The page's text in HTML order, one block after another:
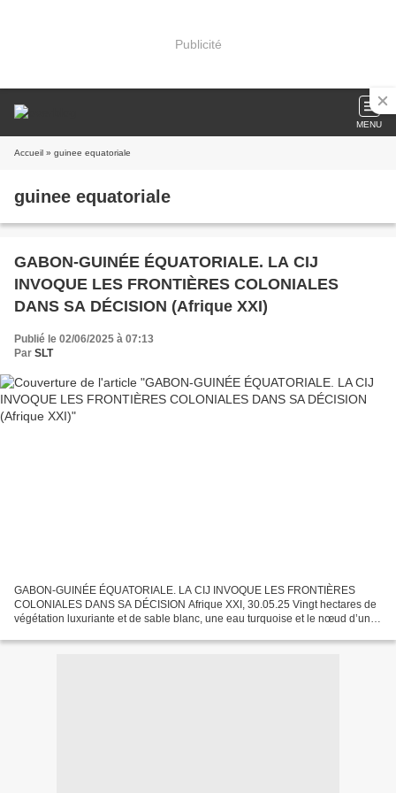
Publicité
MENU
Accueil » guinee equatoriale
guinee equatoriale
GABON-GUINÉE ÉQUATORIALE. LA CIJ
INVOQUE LES FRONTIÈRES COLONIALES
DANS SA DÉCISION (Afrique XXI)
Publié le 02/06/2025 à 07:13
Par SLT
GABON-GUINÉE ÉQUATORIALE. LA CIJ INVOQUE LES FRONTIÈRES
COLONIALES DANS SA DÉCISION Afrique XXI, 30.05.25 Vingt hectares de
végétation luxuriante et de sable blanc, une eau turquoise et le nœud d’une